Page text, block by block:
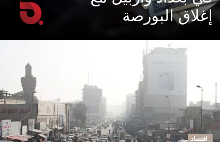
إغلاق البورصة
اقتصاد